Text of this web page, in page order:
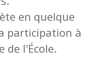
en quelque
participation à
de l'École.